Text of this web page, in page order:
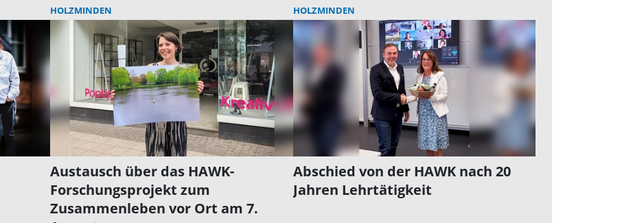
HOLZMINDEN
Austausch über das HAWK-
Forschungsprojekt zum
Zusammenleben vor Ort am 7.
HOLZMINDEN
Abschied von der HAWK nach 20
Jahren Lehrtätigkeit